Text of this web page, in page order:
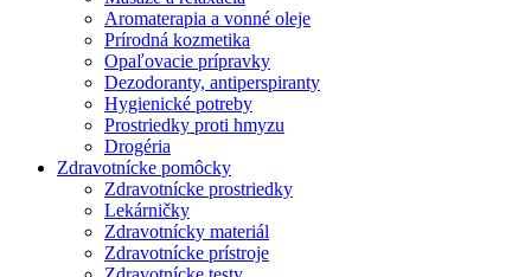
Aromaterapia a vonné oleje
Prírodná kozmetika
Opaľovacie prípravky
Dezodoranty, antiperspiranty
Hygienické potreby
Prostriedky proti hmyzu
Drogéria
Zdravotnícke pomôcky
Zdravotnícke prostriedky
Lekárničky
Zdravotnícky materiál
Zdravotnícke prístroje